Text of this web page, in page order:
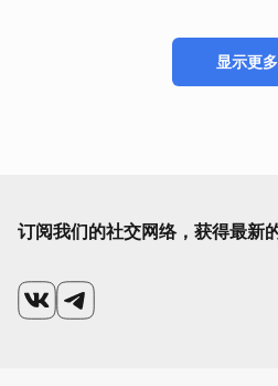
显示更多
订阅我们的社交网络，获得最新